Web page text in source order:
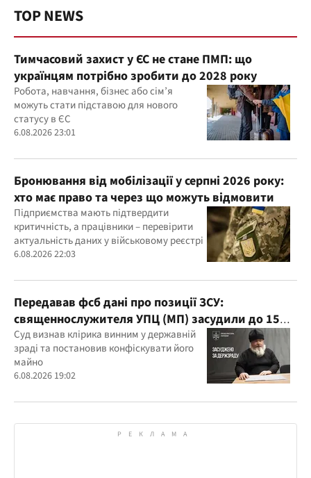
TOP NEWS
Тимчасовий захист у ЄС не стане ПМП: що
українцям потрібно зробити до 2028 року
Робота, навчання, бізнес або сім’я
можуть стати підставою для нового
статусу в ЄС
6.08.2026 23:01
Бронювання від мобілізації у серпні 2026 року:
хто має право та через що можуть відмовити
Підприємства мають підтвердити
критичність, а працівники – перевірити
актуальність даних у військовому реєстрі
6.08.2026 22:03
Передавав фсб дані про позиції ЗСУ:
священнослужителя УПЦ (МП) засудили до 15
років
Суд визнав клірика винним у державній
зраді та постановив конфіскувати його
майно
6.08.2026 19:02